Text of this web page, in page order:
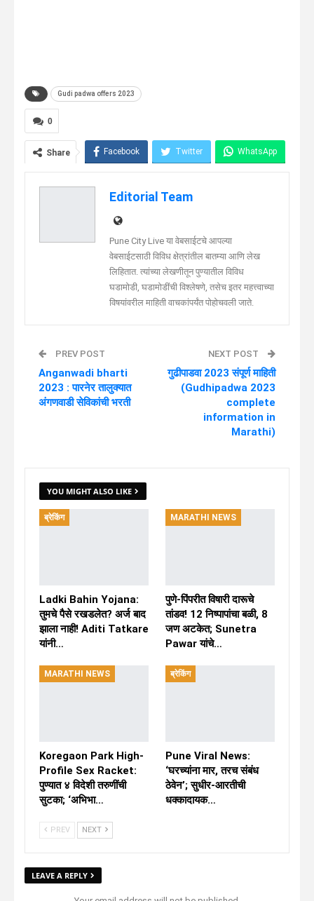
Gudi padwa offers 2023
0
Share Facebook Twitter WhatsApp
Editorial Team
Pune City Live या वेबसाईटचे आपल्या
वेबसाईटसाठी विविध क्षेत्रांतील बातम्या आणि लेख
लिहितात. त्यांच्या लेखणीतून पुण्यातील विविध
घडामोडी, घडामोडींची विश्लेषणे, तसेच इतर महत्त्वाच्या
विषयांवरील माहिती वाचकांपर्यंत पोहोचवली जाते.
PREV POST
Anganwadi bharti
2023 : पारनेर तालुक्यात
अंगणवाडी सेविकांची भरती
NEXT POST
गुढीपाडवा 2023 संपूर्ण माहिती
(Gudhipadwa 2023
complete
information in
Marathi)
YOU MIGHT ALSO LIKE
ब्रेकिंग
Ladki Bahin Yojana:
तुमचे पैसे रखडलेत? अर्ज बाद
झाला नाही! Aditi Tatkare
यांनी…
MARATHI NEWS
पुणे-पिंपरीत विषारी दारूचे
तांडव! 12 निष्पापांचा बळी, 8
जण अटकेत; Sunetra
Pawar यांचे…
MARATHI NEWS
Koregaon Park High-
Profile Sex Racket:
पुण्यात ४ विदेशी तरुणींची
सुटका; ‘अभिभा…
ब्रेकिंग
Pune Viral News:
‘घरच्यांना मार, तरच संबंध
ठेवेन’; सुधीर-आरतीची
धक्कादायक…
PREV NEXT
LEAVE A REPLY